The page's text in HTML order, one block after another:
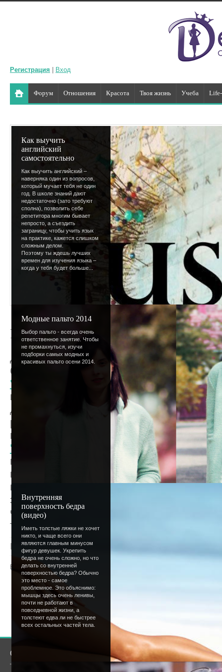
Регистрация Вход
Форум Отношения Красота Твоя жизнь Учеба
Как выучить
английский
самостоятельно
Как выучить английский –
наверняка один из вопросов,
который мучает тебя не один
год. В школе знаний дают
недостаточно (зато требуют
сполна), позволить себе
репетитора многим бывает
непросто, а съездить
заграницу, чтобы учить язык
на практике, кажется слишком
сложным делом.
Поэтому ты ждешь лучших
времен для изучения языка –
когда у тебя будет больше...
Модные пальто 2014
Выбор пальто - всегда очень
ответственное занятие. Чтобы
не промахнуться, изучи
подборки самых модных и
красивых пальто осени 2014.
Внутренняя
поверхность бедра
(видео)
Иметь толстые ляжки не хочет
никто, и чаще всего они
являются главным минусом
фигур девушек. Укрепить
бедра не очень сложно, но что
делать со внутренней
поверхностью бедра? Обычно
это место - самое
проблемное. Это объяснимо:
мышцы здесь очень ленивы,
почти не работают в
повседневной жизни, а
толстеют едва ли не быстрее
всех остальных частей тела.
Конкурсные новости
Для самых креативных, отважных или
барышень мы подготовили несколько
"Твоя валентинка" : приближается
главный атрибут этого праздника -
давайте их дружно мастерить - самые
романтичные. Свои работы присылай на
возможно, твое творение окажется
"Конкурс красоты "Мозаика" : ты
носа, оттенком глаз и изгибом бровей.
и гордишься ногами... Можешь поверить
найти в себе как массу недостатков, так
это и рассчитан наш новый конкурс:
части тела участниц. Больше никакие
тебе выиграть!
Просмотров: 1265 |
Всего комментариев:0
Добавлять комментарии могут
О сайте Сообщество